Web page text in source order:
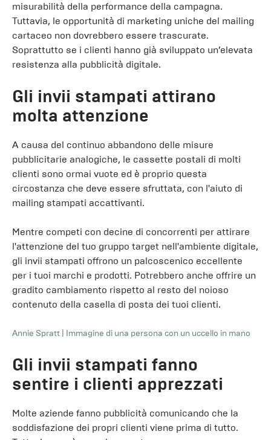
misurabilità della performance della campagna.
Tuttavia, le opportunità di marketing uniche del mailing
cartaceo non dovrebbero essere trascurate.
Soprattutto se i clienti hanno già sviluppato un’elevata
resistenza alla pubblicità digitale.
Gli invii stampati attirano
molta attenzione
A causa del continuo abbandono delle misure
pubblicitarie analogiche, le cassette postali di molti
clienti sono ormai vuote ed è proprio questa
circostanza che deve essere sfruttata, con l'aiuto di
mailing stampati accattivanti.
Mentre competi con decine di concorrenti per attirare
l'attenzione del tuo gruppo target nell'ambiente digitale,
gli invii stampati offrono un palcoscenico eccellente
per i tuoi marchi e prodotti. Potrebbero anche offrire un
gradito cambiamento rispetto al resto del noioso
contenuto della casella di posta dei tuoi clienti.
Annie Spratt Immagine di una persona con un uccello in mano
Gli invii stampati fanno
sentire i clienti apprezzati
Molte aziende fanno pubblicità comunicando che la
soddisfazione dei propri clienti viene prima di tutto.